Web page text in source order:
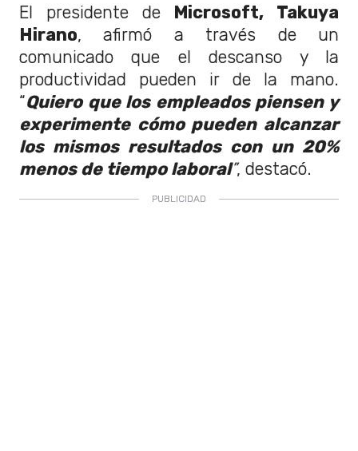
El presidente de Microsoft, Takuya
Hirano, afirmó a través de un
comunicado que el descanso y la
productividad pueden ir de la mano.
“Quiero que los empleados piensen y
experimente cómo pueden alcanzar
los mismos resultados con un 20%
menos de tiempo laboral”, destacó.